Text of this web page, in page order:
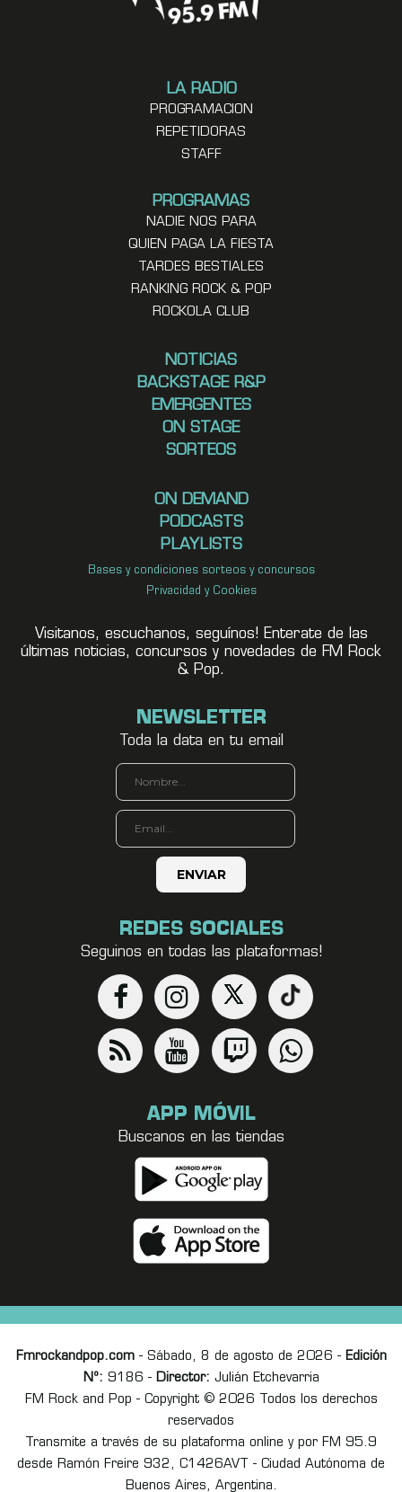
LA RADIO
PROGRAMACION
REPETIDORAS
STAFF
PROGRAMAS
NADIE NOS PARA
QUIEN PAGA LA FIESTA
TARDES BESTIALES
RANKING ROCK & POP
ROCKOLA CLUB
NOTICIAS
BACKSTAGE R&P
EMERGENTES
ON STAGE
SORTEOS
ON DEMAND
PODCASTS
PLAYLISTS
Bases y condiciones sorteos y concursos
Privacidad y Cookies
Visitanos, escuchanos, seguínos! Enterate de las
últimas noticias, concursos y novedades de FM Rock
& Pop.
NEWSLETTER
Toda la data en tu email
REDES SOCIALES
Seguinos en todas las plataformas!
APP MÓVIL
Buscanos en las tiendas
Fmrockandpop.com- Sábado, 8 de agosto de 2026 - Edición
Nº: 9186 - Director: Julián Etchevarria
FM Rock and Pop - Copyright © 2026 Todos los derechos
reservados
Transmite a través de su plataforma online y por FM 95.9
desde Ramón Freire 932, C1426AVT - Ciudad Autónoma de
Buenos Aires, Argentina.